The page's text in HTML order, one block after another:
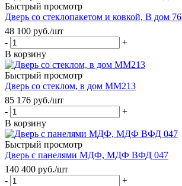
Быстрый просмотр
Дверь со стеклопакетом и ковкой, В дом 76
48 100 руб./шт
-
+
В корзину
Быстрый просмотр
Дверь со стеклом, в дом ММ213
85 176 руб./шт
-
+
В корзину
Быстрый просмотр
Дверь с панелями МДФ, МДФ ВФД 047
140 400 руб./шт
-
+